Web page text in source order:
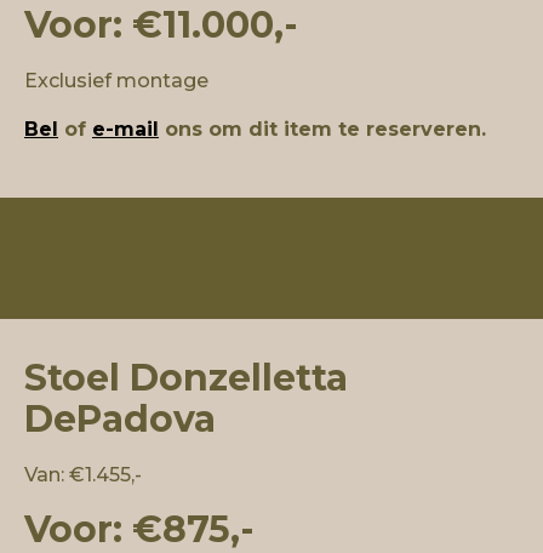
Voor: €11.000,-
Exclusief montage
Bel of e-mail ons om dit item te reserveren.
Stoel Donzelletta
DePadova
Van: €1.455,-
Voor: €875,-